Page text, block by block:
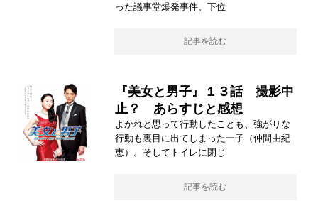
った議事堂爆発事件。下位
記事を読む
『美女と男子』１３話 撮影中
止？ あらすじと感想
よかれと思って行動したことも、強がりな
行動も裏目に出てしまった一子（仲間由紀
恵）。そしてトイレに閉じ
記事を読む